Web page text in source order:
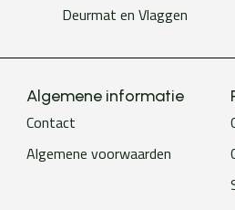
Deurmat en Vlaggen
Algemene informatie
Contact
Algemene voorwaarden